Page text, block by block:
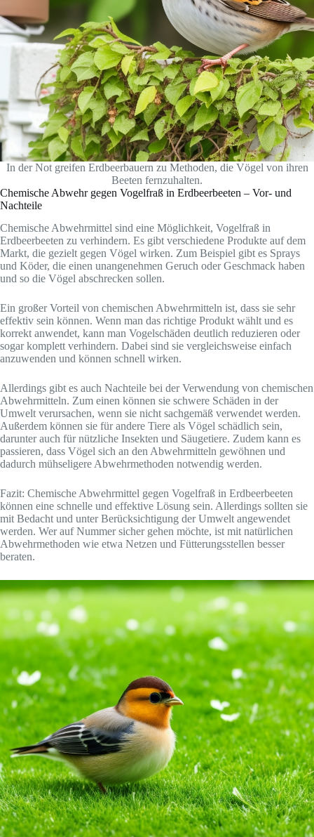
In der Not greifen Erdbeerbauern zu Methoden, die Vögel von ihren
Beeten fernzuhalten.
Chemische Abwehr gegen Vogelfraß in Erdbeerbeeten – Vor- und
Nachteile
Chemische Abwehrmittel sind eine Möglichkeit, Vogelfraß in
Erdbeerbeeten zu verhindern. Es gibt verschiedene Produkte auf dem
Markt, die gezielt gegen Vögel wirken. Zum Beispiel gibt es Sprays
und Köder, die einen unangenehmen Geruch oder Geschmack haben
und so die Vögel abschrecken sollen.
Ein großer Vorteil von chemischen Abwehrmitteln ist, dass sie sehr
effektiv sein können. Wenn man das richtige Produkt wählt und es
korrekt anwendet, kann man Vogelschäden deutlich reduzieren oder
sogar komplett verhindern. Dabei sind sie vergleichsweise einfach
anzuwenden und können schnell wirken.
Allerdings gibt es auch Nachteile bei der Verwendung von chemischen
Abwehrmitteln. Zum einen können sie schwere Schäden in der
Umwelt verursachen, wenn sie nicht sachgemäß verwendet werden.
Außerdem können sie für andere Tiere als Vögel schädlich sein,
darunter auch für nützliche Insekten und Säugetiere. Zudem kann es
passieren, dass Vögel sich an den Abwehrmitteln gewöhnen und
dadurch mühseligere Abwehrmethoden notwendig werden.
Fazit: Chemische Abwehrmittel gegen Vogelfraß in Erdbeerbeeten
können eine schnelle und effektive Lösung sein. Allerdings sollten sie
mit Bedacht und unter Berücksichtigung der Umwelt angewendet
werden. Wer auf Nummer sicher gehen möchte, ist mit natürlichen
Abwehrmethoden wie etwa Netzen und Fütterungsstellen besser
beraten.